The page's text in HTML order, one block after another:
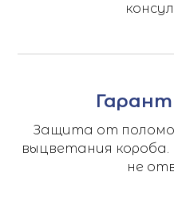
Защита от
выцветания короба.
не